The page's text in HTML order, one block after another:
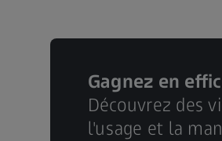
Gagnez en
Découvrez des
l'usage et la